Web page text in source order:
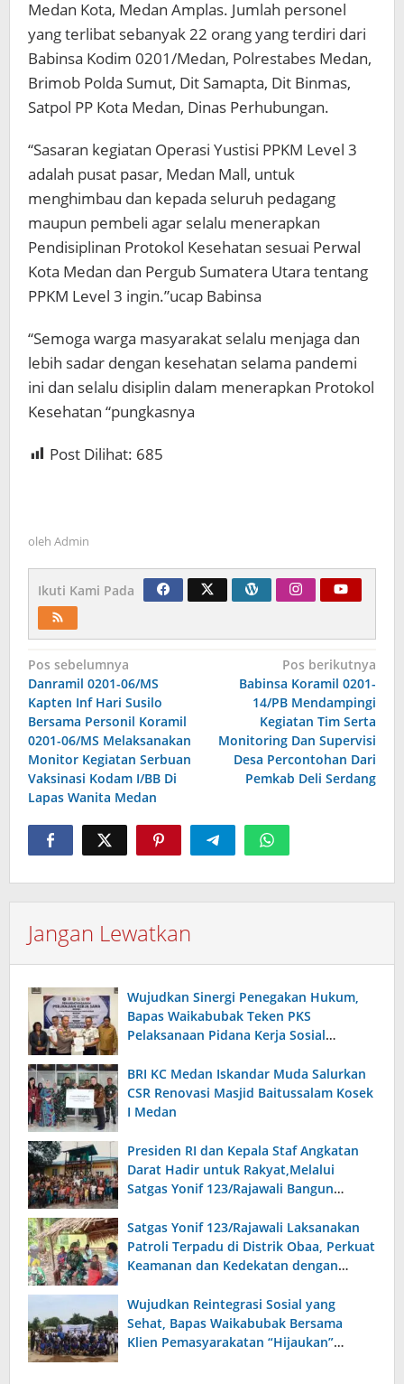
Medan Kota, Medan Amplas. Jumlah personel
yang terlibat sebanyak 22 orang yang terdiri dari
Babinsa Kodim 0201/Medan, Polrestabes Medan,
Brimob Polda Sumut, Dit Samapta, Dit Binmas,
Satpol PP Kota Medan, Dinas Perhubungan.
“Sasaran kegiatan Operasi Yustisi PPKM Level 3
adalah pusat pasar, Medan Mall, untuk
menghimbau dan kepada seluruh pedagang
maupun pembeli agar selalu menerapkan
Pendisiplinan Protokol Kesehatan sesuai Perwal
Kota Medan dan Pergub Sumatera Utara tentang
PPKM Level 3 ingin.”ucap Babinsa
“Semoga warga masyarakat selalu menjaga dan
lebih sadar dengan kesehatan selama pandemi
ini dan selalu disiplin dalam menerapkan Protokol
Kesehatan “pungkasnya
Post Dilihat: 685
oleh Admin
Ikuti Kami Pada
Navigasi
pos
Pos sebelumnya
Danramil 0201-06/MS
Kapten Inf Hari Susilo
Bersama Personil Koramil
0201-06/MS Melaksanakan
Monitor Kegiatan Serbuan
Vaksinasi Kodam I/BB Di
Lapas Wanita Medan
Pos berikutnya
Babinsa Koramil 0201-
14/PB Mendampingi
Kegiatan Tim Serta
Monitoring Dan Supervisi
Desa Percontohan Dari
Pemkab Deli Serdang
Jangan Lewatkan
Wujudkan Sinergi Penegakan Hukum,
Bapas Waikabubak Teken PKS
Pelaksanaan Pidana Kerja Sosial
BRI KC Medan Iskandar Muda Salurkan
CSR Renovasi Masjid Baitussalam Kosek
I Medan
Presiden RI dan Kepala Staf Angkatan
Darat Hadir untuk Rakyat,Melalui
Satgas Yonif 123/Rajawali Bangun
Satgas Yonif 123/Rajawali Laksanakan
Patroli Terpadu di Distrik Obaa, Perkuat
Keamanan dan Kedekatan dengan
Wujudkan Reintegrasi Sosial yang
Sehat, Bapas Waikabubak Bersama
Klien Pemasyarakatan “Hijaukan”